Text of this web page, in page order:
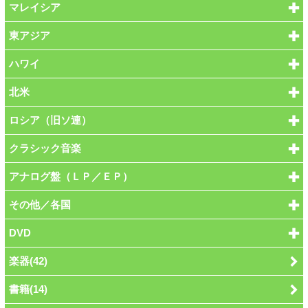
マレイシア
東アジア
ハワイ
北米
ロシア（旧ソ連）
クラシック音楽
アナログ盤（ＬＰ／ＥＰ）
その他／各国
DVD
楽器(42)
書籍(14)